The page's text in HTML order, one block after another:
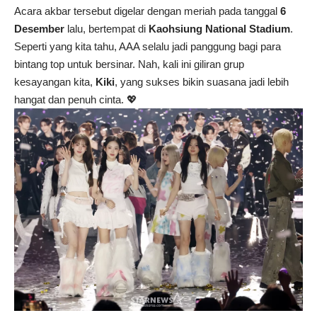
Acara akbar tersebut digelar dengan meriah pada tanggal 6
Desember lalu, bertempat di Kaohsiung National Stadium.
Seperti yang kita tahu, AAA selalu jadi panggung bagi para
bintang top untuk bersinar. Nah, kali ini giliran grup
kesayangan kita, Kiki, yang sukses bikin suasana jadi lebih
hangat dan penuh cinta. 💖